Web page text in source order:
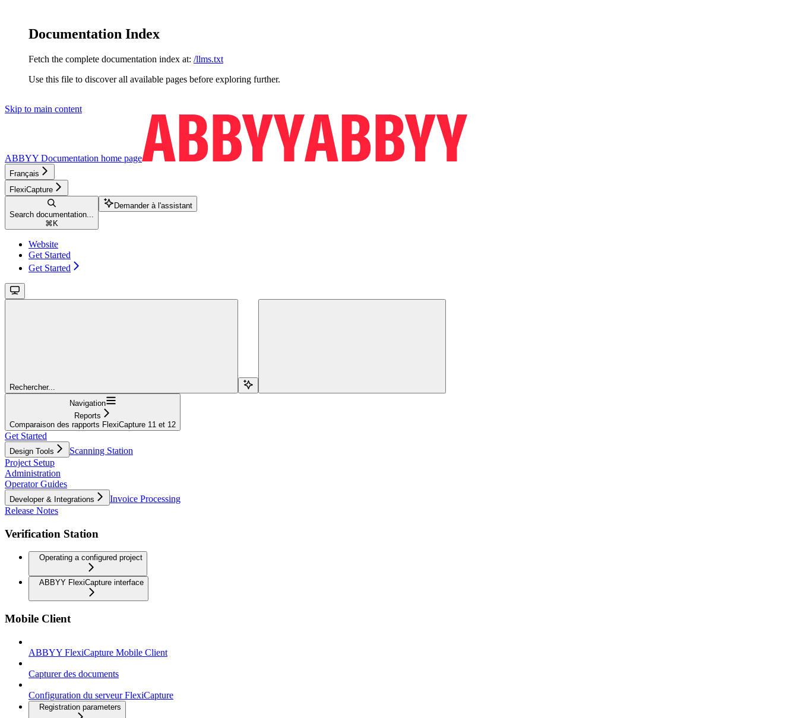
Documentation Index
Fetch the complete documentation index at: /llms.txt
Use this file to discover all available pages before exploring further.
Skip to main content
ABBYY Documentation home page
Français
FlexiCapture
Search documentation...
⌘ K
Demander à l'assistant
Website
Get Started
Get Started
Rechercher...
Navigation
Reports
Comparaison des rapports FlexiCapture 11 et 12
Get Started
Design Tools
Scanning Station
Project Setup
Administration
Operator Guides
Developer & Integrations
Invoice Processing
Release Notes
Verification Station
Operating a configured project
ABBYY FlexiCapture interface
Mobile Client
ABBYY FlexiCapture Mobile Client
Capturer des documents
Configuration du serveur FlexiCapture
Registration parameters